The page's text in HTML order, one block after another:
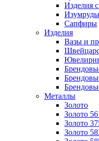
Изделия
Изумруды
Сапфиры
Изделия
Вазы и
Металлы
Золото
Золото
Золото
Золото